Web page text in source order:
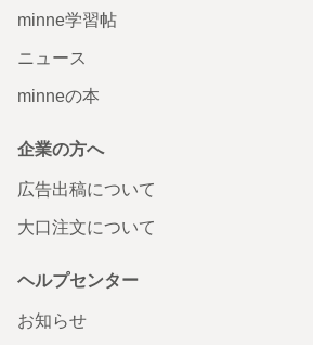
minne学習帖
ニュース
minneの本
企業の方へ
広告出稿について
大口注文について
ヘルプセンター
お知らせ